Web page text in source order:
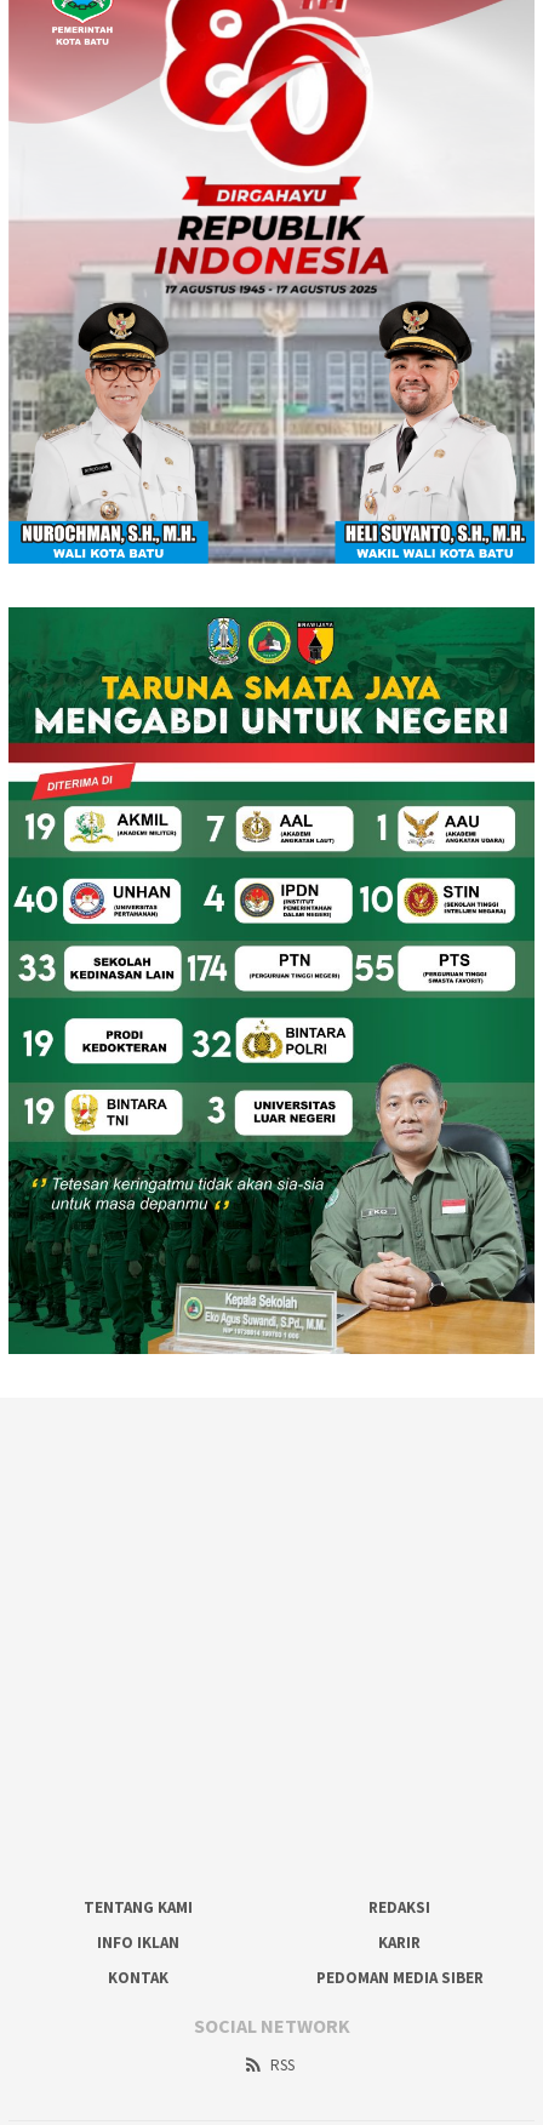
TENTANG KAMI
REDAKSI
INFO IKLAN
KARIR
KONTAK
PEDOMAN MEDIA SIBER
SOCIAL NETWORK
RSS